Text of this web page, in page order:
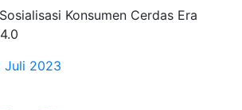
Konsumen Cerdas Era
Juli 2023